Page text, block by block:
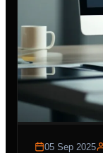
05 Sep 2025